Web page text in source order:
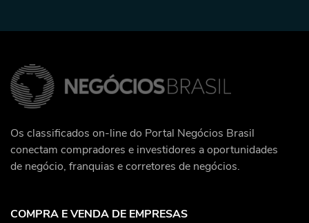
Os classificados on-line do Portal Negócios Brasil
conectam compradores e investidores a oportunidades
de negócio, franquias e corretores de negócios.
COMPRA E VENDA DE EMPRESAS